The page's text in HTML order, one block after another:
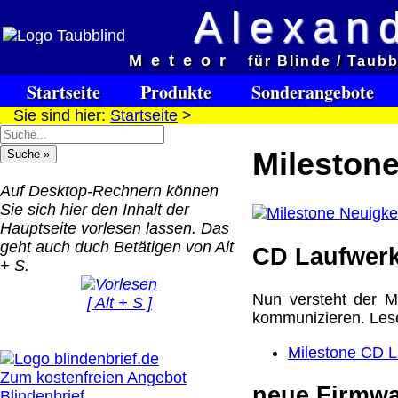
Meteor für Blinde /
Startseite Produkte Sonderangebote
Sie sind hier: Startseite >
Auf Desktop-Rechnern können
Sie sich hier den Inhalt der
Hauptseite vorlesen lassen. Das
geht auch duch Betätigen von Alt
+ S.
[ Alt + S ]
Zum kostenfreien Angebot
CD
Nun versteht der
kommunizieren.
Milestone CD
QR Code:
Versandkosten DHL
bis 5kg
Deutschland Vorkasse:
6.95 €
Vorkasse: 20.00 €
EU (inkl. Schweiz)
Der Versand erfolgt als
oder von